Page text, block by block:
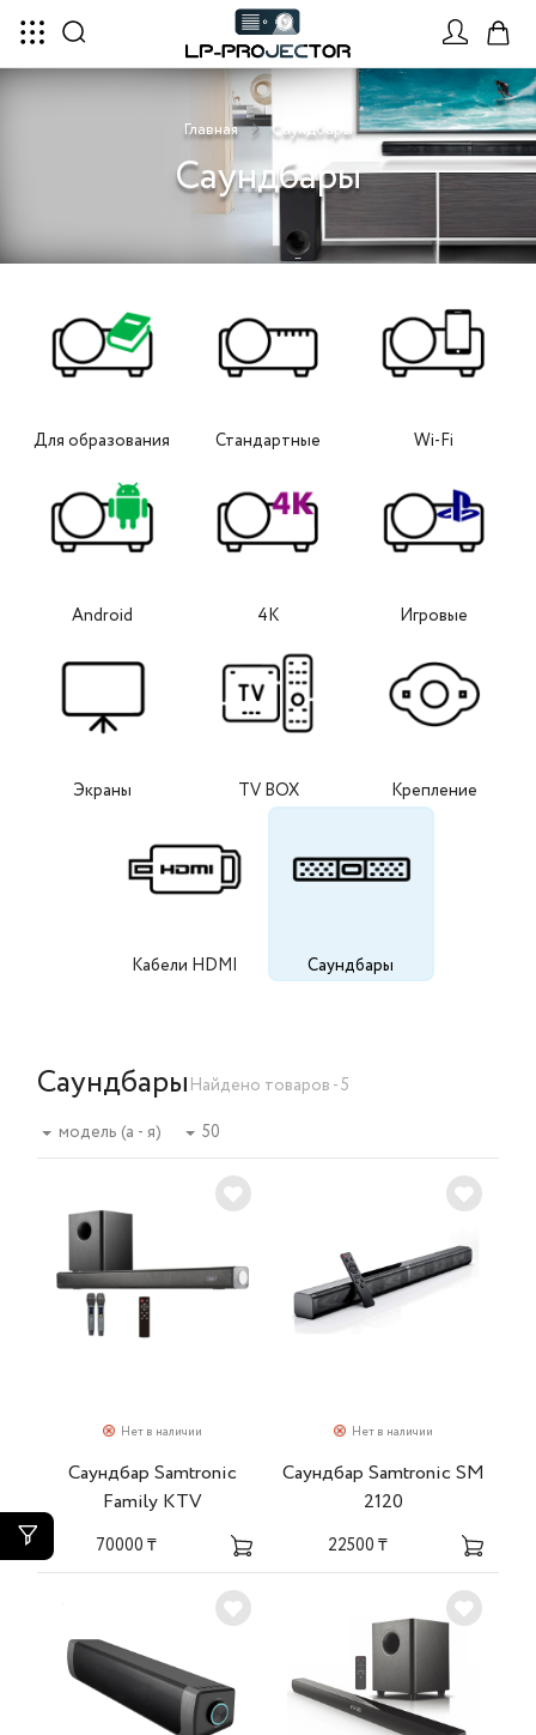
Главная Саундбары
Саундбары
Для образования Стандартные Wi-Fi
Android 4K Игровые
Экраны TV BOX Крепление
Кабели HDMI Саундбары
Саундбары Найдено товаров - 5
модель (а - я)
50
Нет в наличии
Саундбар Samtronic
Family KTV
70000 ₸
Нет в наличии
Саундбар Samtronic SM
2120
22500 ₸